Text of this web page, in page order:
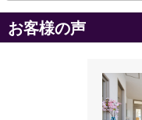
お客様の声